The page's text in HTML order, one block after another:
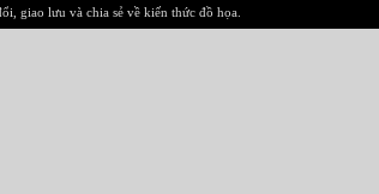
giao lưu và chia sẻ về kiến thức đồ họa.